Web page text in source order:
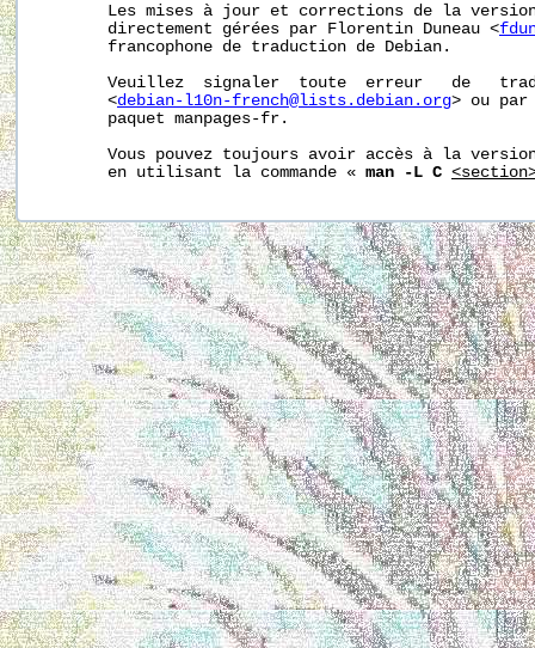
Les mises à jour et corrections de la
       directement gérées par Florentin Duneau <
       francophone de traduction de Debian.
Veuillez  signaler  toute  erreur   de
       <
debian-l10n-french@lists.debian.org> ou par
       paquet manpages-fr.
Vous pouvez toujours avoir accès à la
       en utilisant la commande «
man -L C